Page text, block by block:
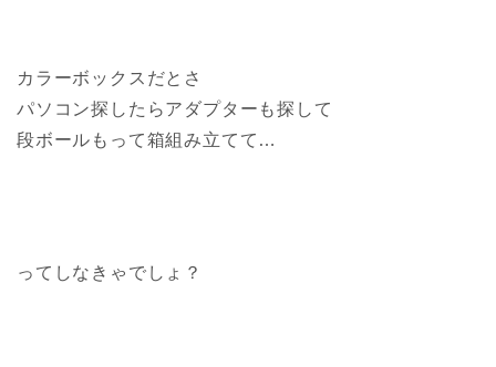
カラーボックスだとさ
パソコン探したらアダプターも探して
段ボールもって箱組み立てて…
ってしなきゃでしょ？